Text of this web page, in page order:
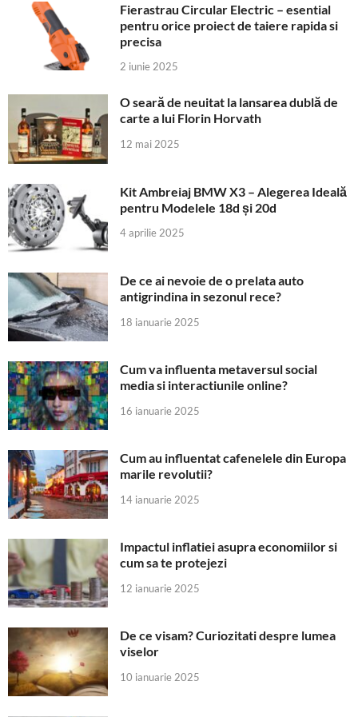
Fierastrau Circular Electric – esential
pentru orice proiect de taiere rapida si
precisa
2 iunie 2025
O seară de neuitat la lansarea dublă de
carte a lui Florin Horvath
12 mai 2025
Kit Ambreiaj BMW X3 – Alegerea Ideală
pentru Modelele 18d și 20d
4 aprilie 2025
De ce ai nevoie de o prelata auto
antigrindina in sezonul rece?
18 ianuarie 2025
Cum va influenta metaversul social
media si interactiunile online?
16 ianuarie 2025
Cum au influentat cafenelele din Europa
marile revolutii?
14 ianuarie 2025
Impactul inflatiei asupra economiilor si
cum sa te protejezi
12 ianuarie 2025
De ce visam? Curiozitati despre lumea
viselor
10 ianuarie 2025